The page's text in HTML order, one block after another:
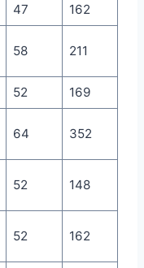
47 162
58 211
52 169
64 352
52 148
52 162